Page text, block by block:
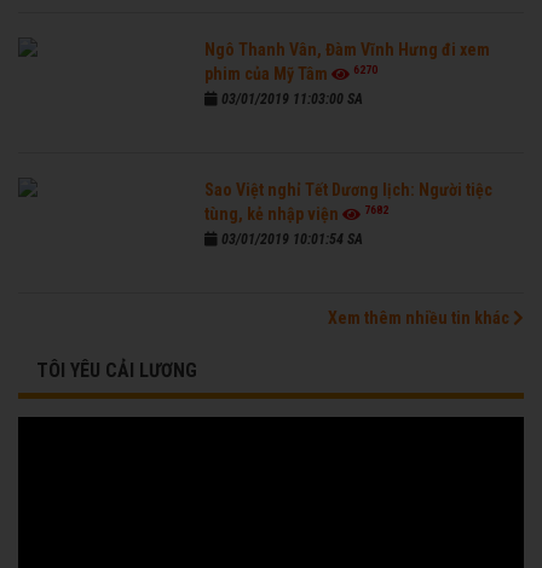
Ngô Thanh Vân, Đàm Vĩnh Hưng đi xem
phim của Mỹ Tâm
6270
03/01/2019 11:03:00 SA
Sao Việt nghỉ Tết Dương lịch: Người tiệc
tùng, kẻ nhập viện
7682
03/01/2019 10:01:54 SA
Xem thêm nhiều tin khác
TÔI YÊU CẢI LƯƠNG